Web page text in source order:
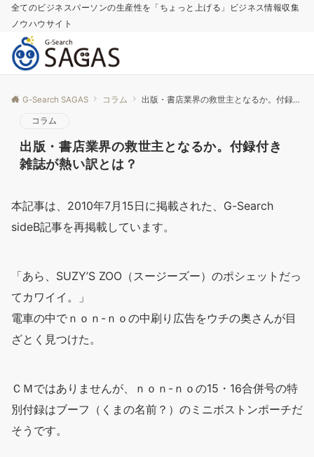
全てのビジネスパーソンの生産性を「ちょっと上げる」ビジネス情報収集
ノウハウサイト
G-Search SAGAS コラム 出版・書店業界の救世主となるか。付録付き雑誌が熱い訳とは？
コラム
出版・書店業界の救世主となるか。付録付き
雑誌が熱い訳とは？
本記事は、2010年7月15日に掲載された、G-Search
sideB記事を再掲載しています。
「あら、SUZY’S ZOO（スージーズー）のポシェットだっ
てカワイイ。」
電車の中でｎｏｎ-ｎｏの中刷り広告をウチの奥さんが目
ざとく見つけた。
ＣＭではありませんが、ｎｏｎ-ｎｏの15・16合併号の特
別付録はブーフ（くまの名前？）のミニボストンポーチだ
そうです。